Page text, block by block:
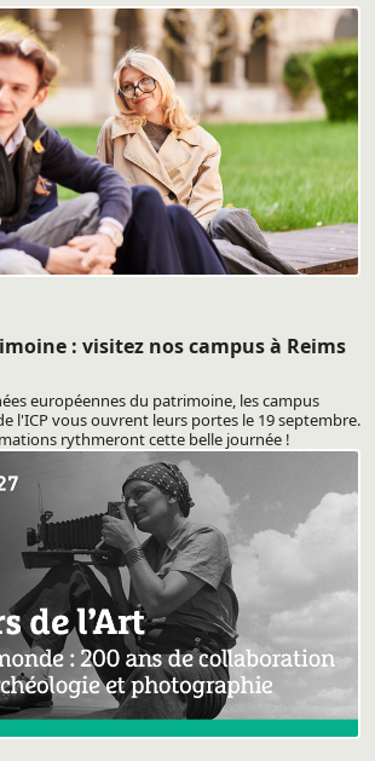
: visitez nos campus à Reims
européennes du patrimoine, les campus
l'ICP vous ouvrent leurs portes le 19 septembre.
rythmeront cette belle journée !